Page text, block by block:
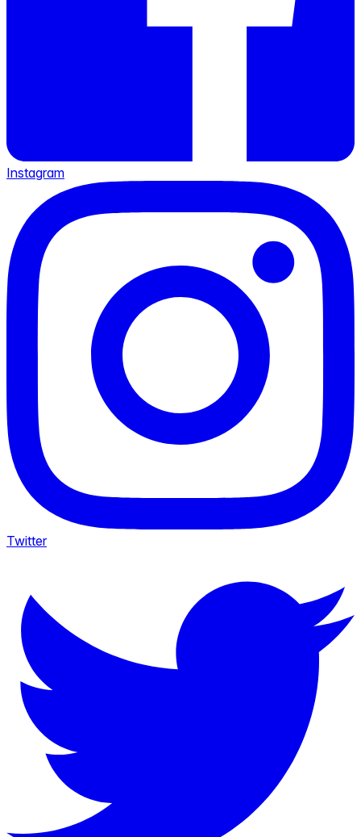
Instagram
Twitter